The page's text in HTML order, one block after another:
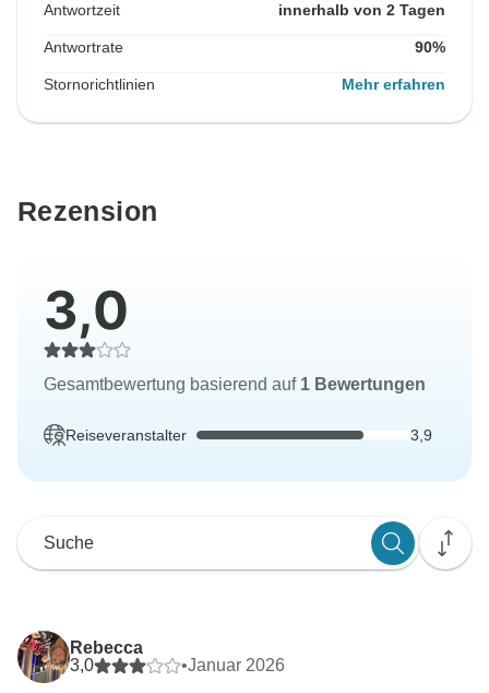
Antwortzeit innerhalb von 2 Tagen
Antwortrate 90%
Stornorichtlinien Mehr erfahren
Rezension
3,0
Gesamtbewertung basierend auf 1 Bewertungen
Reiseveranstalter 3,9
Rebecca
3,0
•Januar 2026